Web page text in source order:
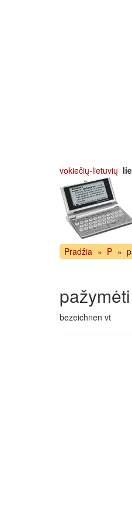
vokiečių-lietuvių
Pradžia » P »
pažymėti
bezeichnen vt